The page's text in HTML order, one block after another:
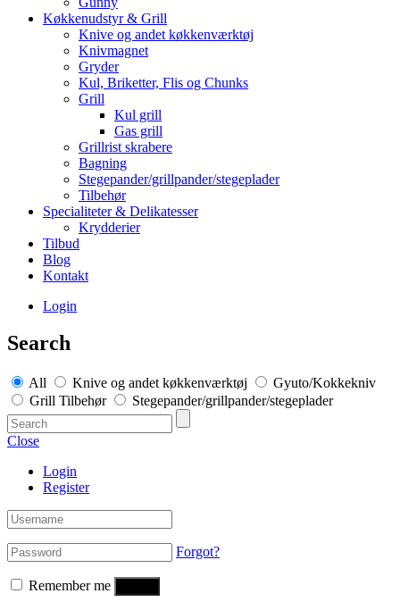
Køkkenudstyr & Grill
Knive og andet køkkenværktøj
Knivmagnet
Gryder
Kul, Briketter, Flis og Chunks
Grill
Kul grill
Gas grill
Grillrist skrabere
Bagning
Stegepander/grillpander/stegeplader
Tilbehør
Specialiteter & Delikatesser
Krydderier
Tilbud
Blog
Kontakt
Login
Search
All Knive og andet køkkenværktøj
Gyuto/Kokkekniv
Grill Tilbehør
Stegepander/grillpander/stegeplader
Close
Login
Register
Forgot?
Remember me